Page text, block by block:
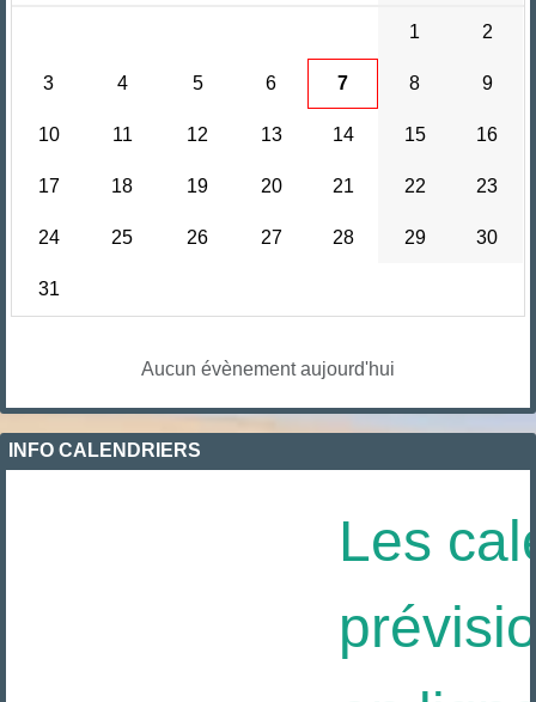
1 2
3 4 5 6 7 8 9
10 11 12 13 14 15 16
17 18 19 20 21 22 23
24 25 26 27 28 29 30
31
Aucun évènement aujourd'hui
INFO CALENDRIERS
Les